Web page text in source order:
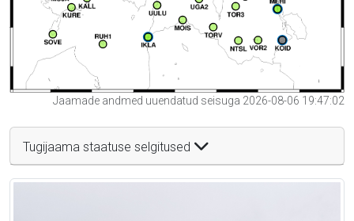
Jaamade andmed uuendatud seisuga 2026-08-06 19:47:02
Tugijaama staatuse selgitused